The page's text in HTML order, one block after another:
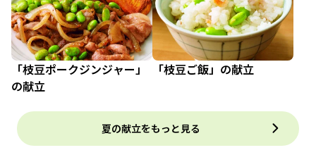
「枝豆ポークジンジャー」
の献立
「枝豆ご飯」の献立
夏の献立をもっと見る